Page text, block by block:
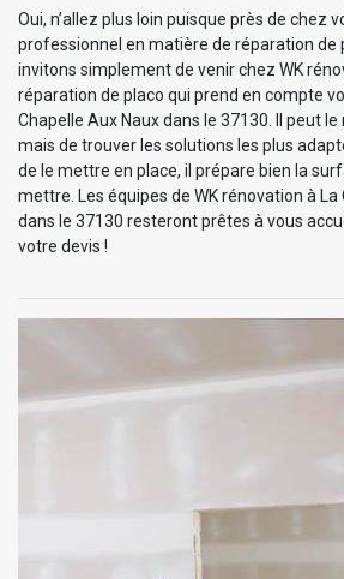
Oui, n’allez plus loin puisque près de chez
professionnel en matière de réparation de
invitons simplement de venir chez WK
réparation de placo qui prend en compte
Chapelle Aux Naux dans le 37130. Il peut le
mais de trouver les solutions les plus
de le mettre en place, il prépare bien la
mettre. Les équipes de WK rénovation à La
dans le 37130 resteront prêtes à vous
votre devis !